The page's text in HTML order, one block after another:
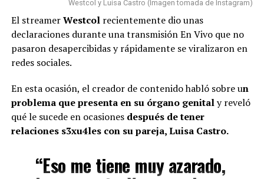
Hice la historia diciendo hace
cuánto conocí al papá de mi
hija, lo conocí hace siete años
(…) Duramos un tiempo
separados y cantidad de cosas
(…) No diré nada hasta que él
quiera hablar del tema”,
están utilizando, qué pena
decirlo”.
Yina Calderón (Imagen tomada de IG)
Westcol y Luisa Castro (Imagen tomada de Instagram)
El streamerWestcolrecientemente dio unas
declaraciones durante una transmisión En Vivo que no
pasaron desapercibidas y rápidamente se viralizaron en
redes sociales.
En esta ocasión, el creador de contenido habló sobre un
problema que presenta en su órgano genitaly reveló
qué le sucede en ocasiones después de tener
relaciones s3xu4les con su pareja, Luisa Castro.
“Eso me tiene muy azarado,